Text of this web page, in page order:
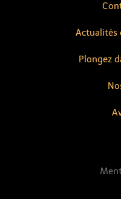
Actualités
Plongez